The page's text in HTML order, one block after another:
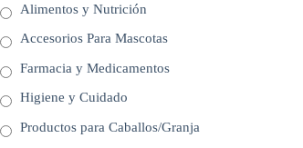
Alimentos y Nutrición
Accesorios Para Mascotas
Farmacia y Medicamentos
Higiene y Cuidado
Productos para Caballos/Granja